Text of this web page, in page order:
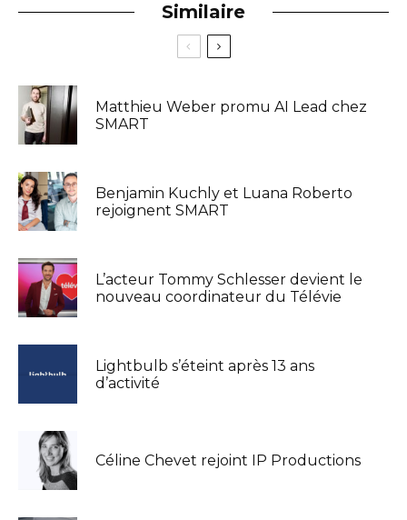
Similaire
Matthieu Weber promu AI Lead chez
SMART
Benjamin Kuchly et Luana Roberto
rejoignent SMART
L’acteur Tommy Schlesser devient le
nouveau coordinateur du Télévie
Lightbulb s’éteint après 13 ans
d’activité
Céline Chevet rejoint IP Productions